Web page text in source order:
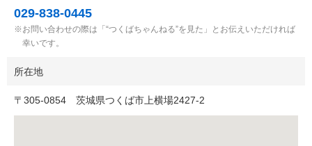
029-838-0445
お問い合わせの際は「“つくばちゃんねる”を見た」とお伝えいただければ
幸いです。
所在地
〒 305-0854 茨城県つくば市上横場2427-2